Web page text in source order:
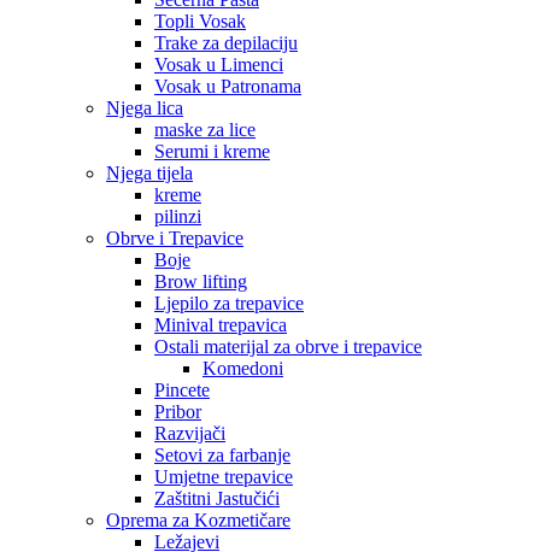
Topli Vosak
Trake za depilaciju
Vosak u Limenci
Vosak u Patronama
Njega lica
maske za lice
Serumi i kreme
Njega tijela
kreme
pilinzi
Obrve i Trepavice
Boje
Brow lifting
Ljepilo za trepavice
Minival trepavica
Ostali materijal za obrve i trepavice
Komedoni
Pincete
Pribor
Razvijači
Setovi za farbanje
Umjetne trepavice
Zaštitni Jastučići
Oprema za Kozmetičare
Ležajevi